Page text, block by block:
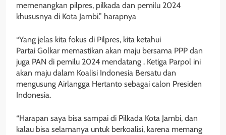
memenangkan pilpres, pilkada dan pemilu 2024
khususnya di Kota Jambi.” harapnya
“Yang jelas kita fokus di Pilpres, kita ketahui
Partai Golkar memastikan akan maju bersama PPP dan
juga PAN di pemilu 2024 mendatang . Ketiga Parpol ini
akan maju dalam Koalisi Indonesia Bersatu dan
mengusung Airlangga Hertanto sebagai calon Presiden
Indonesia.
“Harapan saya bisa sampai di Pilkada Kota Jambi, dan
kalau bisa selamanya untuk berkoalisi, karena memang